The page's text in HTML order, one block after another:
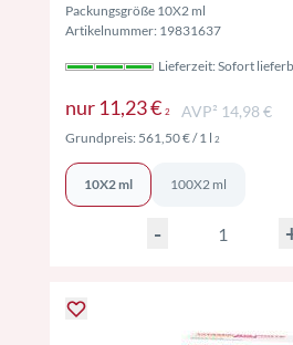
Packungsgröße 10X2 ml
Artikelnummer: 19831637
Lieferzeit: Sofort
nur 11,23 € 2Preise inkl.
AVP² 14,98 €
Grundpreis: 561,50 €/ 1 l 2Preise inkl.
10X2 ml 100X2 ml
-